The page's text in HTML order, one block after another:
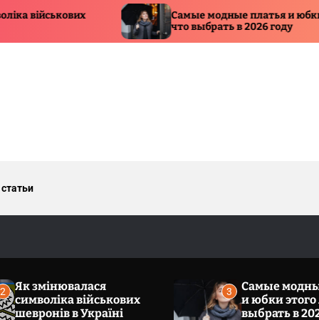
Самые модные платья и юбки этого лета:
что выбрать в 2026 году
2
Як змінювалася
символіка військових
шевронів в Україні
3
Самые
и юбки этого
выбрать в